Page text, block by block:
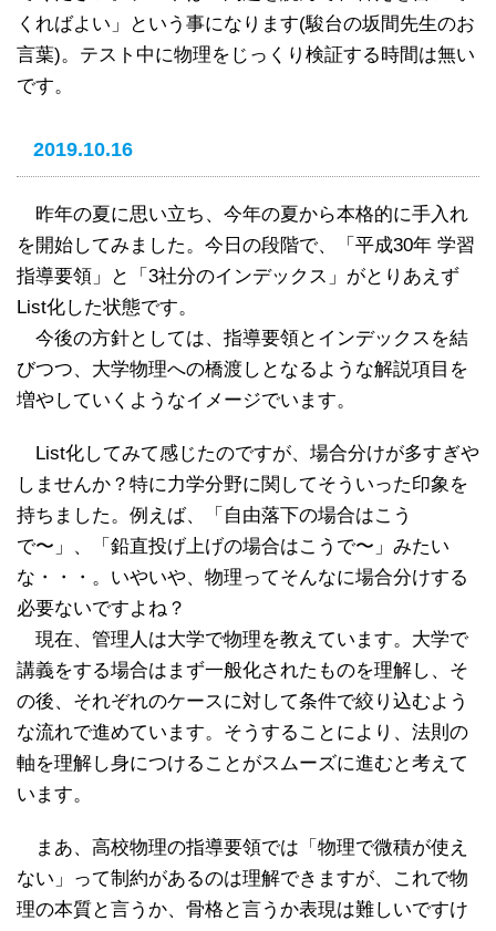
くればよい」という事になります(駿台の坂間先生のお
言葉)。テスト中に物理をじっくり検証する時間は無い
です。
2019.10.16
昨年の夏に思い立ち、今年の夏から本格的に手入れ
を開始してみました。今日の段階で、「平成30年 学習
指導要領」と「3社分のインデックス」がとりあえず
List化した状態です。
今後の方針としては、指導要領とインデックスを結
びつつ、大学物理への橋渡しとなるような解説項目を
増やしていくようなイメージでいます。
List化してみて感じたのですが、場合分けが多すぎや
しませんか？特に力学分野に関してそういった印象を
持ちました。例えば、「自由落下の場合はこう
で〜」、「鉛直投げ上げの場合はこうで〜」みたい
な・・・。いやいや、物理ってそんなに場合分けする
必要ないですよね？
現在、管理人は大学で物理を教えています。大学で
講義をする場合はまず一般化されたものを理解し、そ
の後、それぞれのケースに対して条件で絞り込むよう
な流れで進めています。そうすることにより、法則の
軸を理解し身につけることがスムーズに進むと考えて
います。
まあ、高校物理の指導要領では「物理で微積が使え
ない」って制約があるのは理解できますが、これで物
理の本質と言うか、骨格と言うか表現は難しいですけ